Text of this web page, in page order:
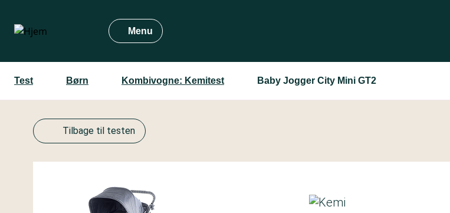
hovedindhold
Menu
Test Børn Kombivogne: Kemitest Baby Jogger City Mini GT2
Tilbage til testen